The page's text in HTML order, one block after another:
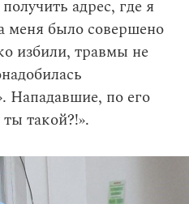
адрес, где я
меня было совершено
избили, травмы не
Нападавшие, по его
такой?!».